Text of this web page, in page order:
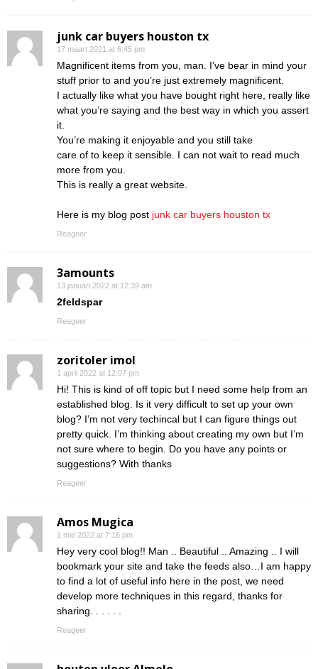
junk car buyers houston tx
17 maart 2021 at 6:45 pm
Magnificent items from you, man. I’ve bear in mind your
stuff prior to and you’re just extremely magnificent.
I actually like what you have bought right here, really like
what you’re saying and the best way in which you assert
it.
You’re making it enjoyable and you still take
care of to keep it sensible. I can not wait to read much
more from you.
This is really a great website.
Here is my blog post junk car buyers houston tx
Reageer
3amounts
13 januari 2022 at 12:39 am
2feldspar
Reageer
zoritoler imol
1 april 2022 at 12:07 pm
Hi! This is kind of off topic but I need some help from an
established blog. Is it very difficult to set up your own
blog? I’m not very techincal but I can figure things out
pretty quick. I’m thinking about creating my own but I’m
not sure where to begin. Do you have any points or
suggestions? With thanks
Reageer
Amos Mugica
1 mei 2022 at 7:16 pm
Hey very cool blog!! Man .. Beautiful .. Amazing .. I will
bookmark your site and take the feeds also…I am happy
to find a lot of useful info here in the post, we need
develop more techniques in this regard, thanks for
sharing. . . . . .
Reageer